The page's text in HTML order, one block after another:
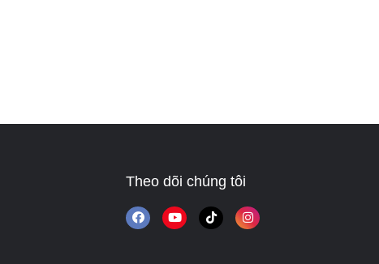
Theo dõi chúng tôi